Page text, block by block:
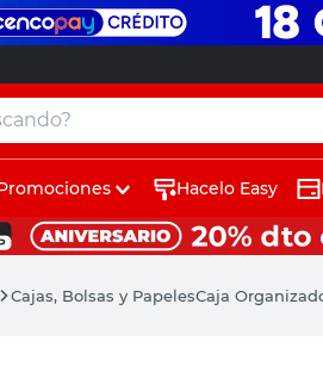
Hacelo Easy
Cajas, Bolsas y PapelesCaja